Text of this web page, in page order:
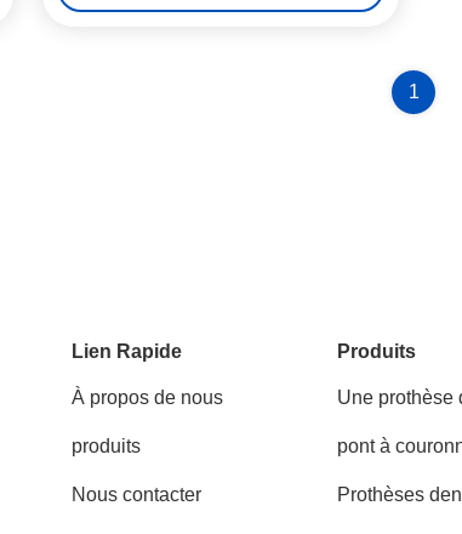
1
Lien Rapide
À propos de nous
produits
Nous contacter
Produits
Une prothèse
pont à
Prothèses